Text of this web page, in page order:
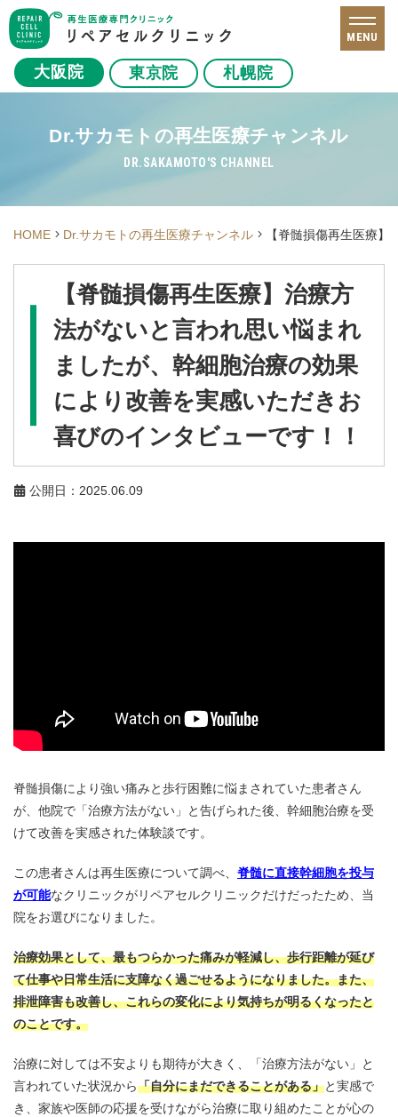
大阪院 東京院 札幌院
MENU
Dr.サカモトの再生医療チャンネル
DR.SAKAMOTO'S CHANNEL
HOME Dr.サカモトの再生医療チャンネル 【脊髄損傷再生医療
【脊髄損傷再生医療】治療方
法がないと言われ思い悩まれ
ましたが、幹細胞治療の効果
により改善を実感いただきお
喜びのインタビューです！！
公開日：2025.06.09
脊髄損傷により強い痛みと歩行困難に悩まされていた患者さん
が、他院で「治療方法がない」と告げられた後、幹細胞治療を受
けて改善を実感された体験談です。
この患者さんは再生医療について調べ、脊髄に直接幹細胞を投与
が可能なクリニックがリペアセルクリニックだけだったため、当
院をお選びになりました。
治療効果として、最もつらかった痛みが軽減し、歩行距離が延び
て仕事や日常生活に支障なく過ごせるようになりました。また、
排泄障害も改善し、これらの変化により気持ちが明るくなったと
のことです。
治療に対しては不安よりも期待が大きく、「治療方法がない」と
言われていた状況から「自分にまだできることがある」と実感で
き、家族や医師の応援を受けながら治療に取り組めたことが心の